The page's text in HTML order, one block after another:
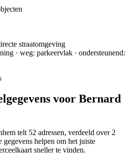
straatomgeving
· weg: parkeervlak · ondersteunend:
voor Bernard
telt 52 adressen, verdeeld over 2
gegevens helpen om het juiste
sneller te vinden.